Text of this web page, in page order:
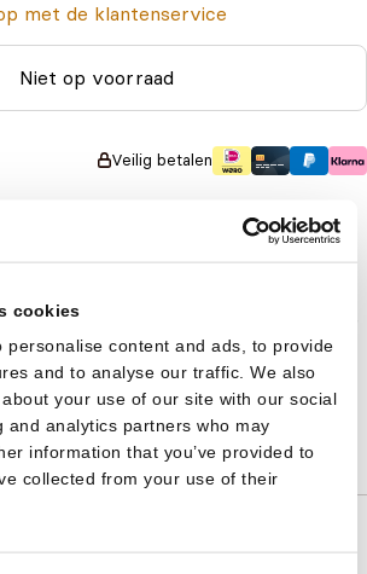
cookies
personalise content and ads, to provide
and to analyse our traffic. We also
your use of our site with our social
and analytics partners who may
information that you’ve provided to
collected from your use of their
met de klantenservice
Niet op voorraad
Veilig betalen
en ik ben dol op muziek. Herken jij het
muziekinstrumenten? Laten we
op ontdekking gaan! Duw op de
de instrumenten. Een leuk interactief
voor de Bumbafans!